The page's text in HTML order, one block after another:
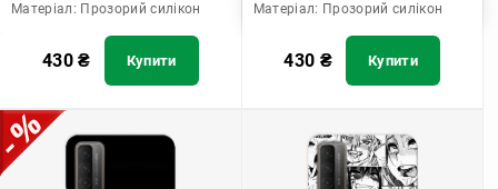
Матеріал: Прозорий силікон
430₴ Купити
Матеріал: Прозорий силікон
430 ₴ Купити